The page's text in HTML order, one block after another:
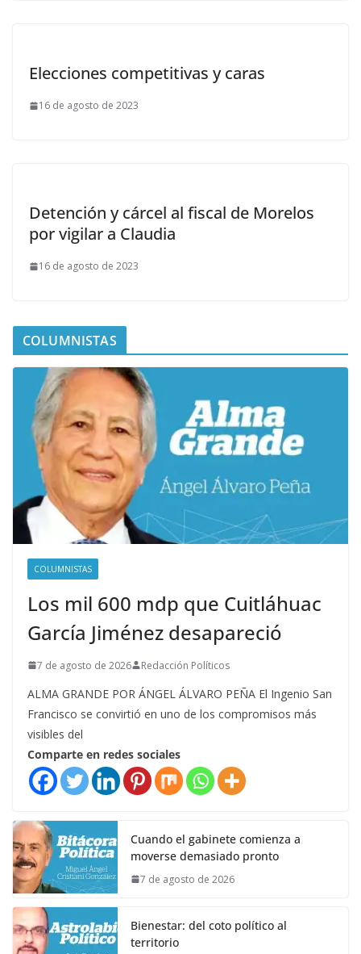
Elecciones competitivas y caras
16 de agosto de 2023
Detención y cárcel al fiscal de Morelos
por vigilar a Claudia
16 de agosto de 2023
COLUMNISTAS
COLUMNISTAS
Los mil 600 mdp que Cuitláhuac
García Jiménez desapareció
7 de agosto de 2026 Redacción Políticos
ALMA GRANDE POR ÁNGEL ÁLVARO PEÑA El Ingenio San
Francisco se convirtió en uno de los compromisos más
visibles del
Comparte en redes sociales
Cuando el gabinete comienza a
moverse demasiado pronto
7 de agosto de 2026
Bienestar: del coto político al
territorio